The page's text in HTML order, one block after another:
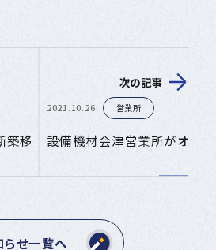
移転しました。
次の記事
2021.10.26 営業所
設備機材会津営業所がオープ
らせ一覧へ